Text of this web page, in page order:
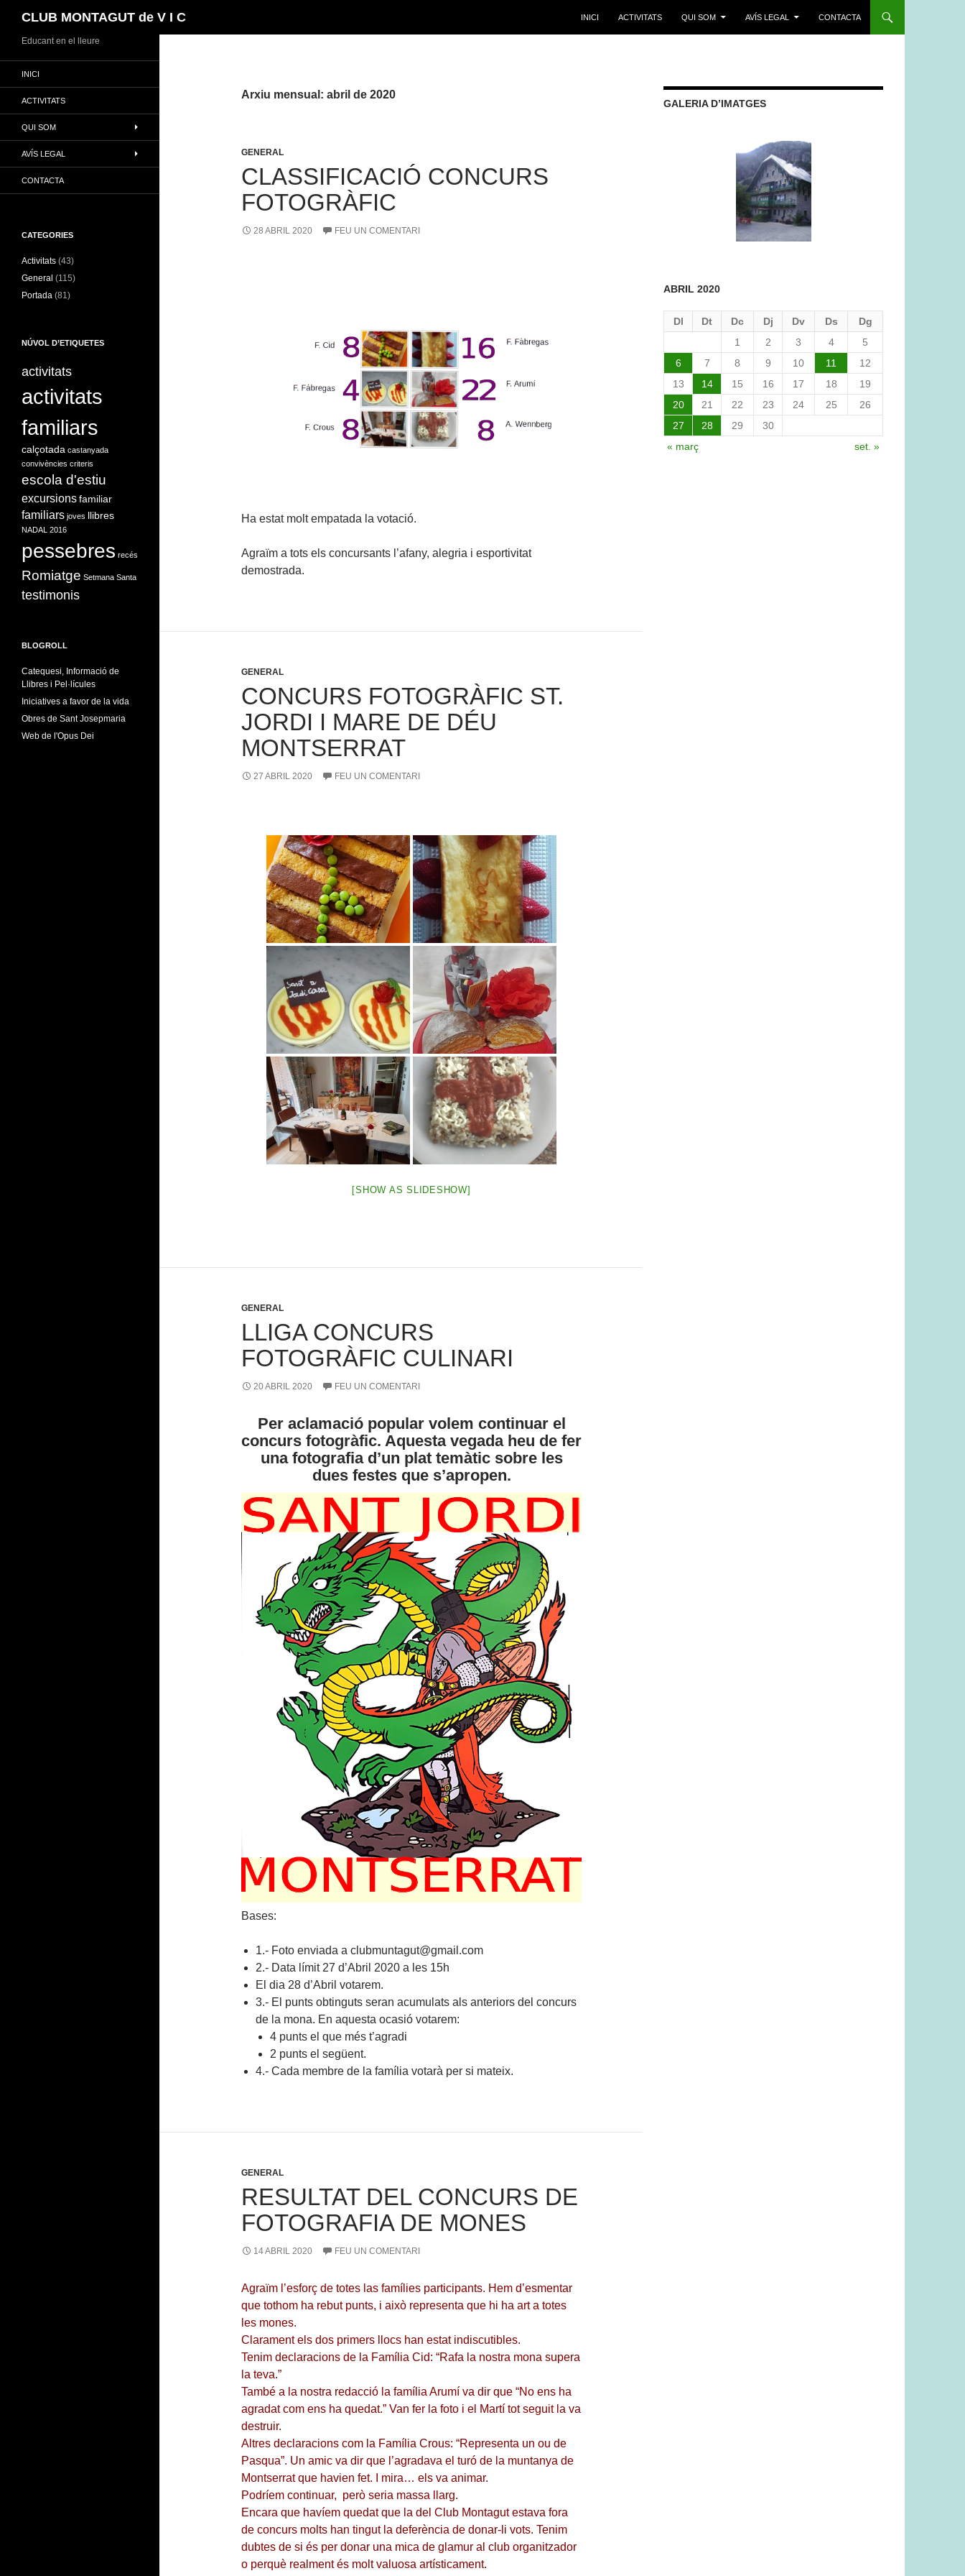
al
contingut
CLUB MONTAGUT de V I C INICI ACTIVITATS QUI SOM AVÍS LEGAL CONTACTA
Arxiu mensual: abril de 2020
GENERAL
CLASSIFICACIÓ CONCURS
FOTOGRÀFIC
28 ABRIL 2020 FEU UN COMENTARI
Ha estat molt empatada la votació.
Agraïm a tots els concursants l’afany, alegria i esportivitat
demostrada.
GENERAL
CONCURS FOTOGRÀFIC ST.
JORDI I MARE DE DÉU
MONTSERRAT
27 ABRIL 2020 FEU UN COMENTARI
[SHOW AS SLIDESHOW]
GENERAL
LLIGA CONCURS
FOTOGRÀFIC CULINARI
20 ABRIL 2020 FEU UN COMENTARI
Per aclamació popular volem continuar el
concurs fotogràfic. Aquesta vegada heu de fer
una fotografia d’un plat temàtic sobre les
dues festes que s’apropen.
Bases:
1.- Foto enviada a clubmuntagut@gmail.com
2.- Data límit 27 d’Abril 2020 a les 15h
El dia 28 d’Abril votarem.
3.- El punts obtinguts seran acumulats als anteriors del concurs
de la mona. En aquesta ocasió votarem:
4 punts el que més t’agradi
2 punts el següent.
4.- Cada membre de la família votarà per si mateix.
GENERAL
RESULTAT DEL CONCURS DE
FOTOGRAFIA DE MONES
14 ABRIL 2020 FEU UN COMENTARI
Agraïm l’esforç de totes las famílies participants. Hem d’esmentar
que tothom ha rebut punts, i això representa que hi ha art a totes
les mones.
Clarament els dos primers llocs han estat indiscutibles.
Tenim declaracions de la Família Cid: “Rafa la nostra mona supera
la teva.”
També a la nostra redacció la família Arumí va dir que “No ens ha
agradat com ens ha quedat.” Van fer la foto i el Martí tot seguit la va
destruir.
Altres declaracions com la Família Crous: “Representa un ou de
Pasqua”. Un amic va dir que l’agradava el turó de la muntanya de
Montserrat que havien fet. I mira… els va animar.
Podríem continuar, però seria massa llarg.
Encara que havíem quedat que la del Club Montagut estava fora
de concurs molts han tingut la deferència de donar-li vots. Tenim
dubtes de si és per donar una mica de glamur al club organitzador
o perquè realment és molt valuosa artísticament.
GALERIA D’IMATGES
ABRIL 2020
Dl Dt Dc Dj Dv Ds
Dg
1
2 3 4
5
6
7 8 9 10 11
12
13
14 15 16 17 18
19
20
21 22 23 24 25
26
27
28 29
30
« març
set. »
Educant en el lleure
INICI
ACTIVITATS
QUI SOM
AVÍS LEGAL
CONTACTA
CATEGORIES
Activitats (43)
General (115)
Portada (81)
NÚVOL D’ETIQUETES
activitats
activitats
familiars
calçotada castanyada
convivències criteris
escola d'estiu
excursions familiar
familiars joves llibres
NADAL 2016
pessebres recés
Romiatge Setmana Santa
testimonis
BLOGROLL
Catequesi, Informació de
Llibres i Pel·lícules
Iniciatives a favor de la vida
Obres de Sant Josepmaria
Web de l'Opus Dei